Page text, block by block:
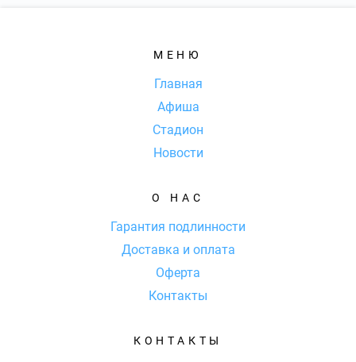
МЕНЮ
Главная
Афиша
Стадион
Новости
О НАС
Гарантия подлинности
Доставка и оплата
Оферта
Контакты
КОНТАКТЫ